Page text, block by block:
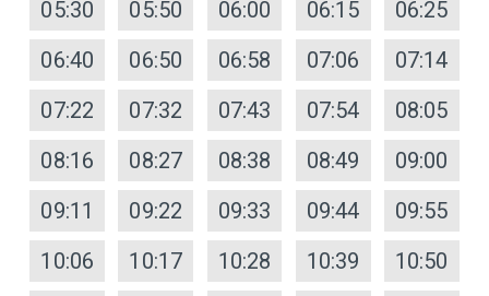
05:30 05:50 06:00 06:15
06:25
06:40
06:50 06:58 07:06
07:14
07:22
07:32 07:43 07:54
08:05
08:16
08:27 08:38 08:49
09:00
09:11
09:22 09:33 09:44
09:55
10:06
10:17 10:28 10:39
10:50